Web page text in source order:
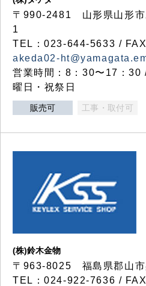
〒990-2481 山形県山形市
1
TEL：023-644-5633 /
akeda02-
営業時間：8：30〜17：30
曜日・祝祭日
販売可 工事・取付可
(株)鈴木金物
〒963-8025 福島県郡山市
TEL：024-922-7636 /